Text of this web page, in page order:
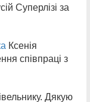
Суперлізі за
Ксенія
співпраці з
Дякую